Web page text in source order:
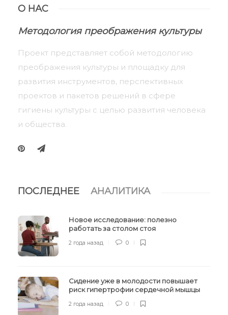
О НАС
Методология преображения культуры
Проект представляет собой методологию
преображения культуры и площадку для
развития инструментов, перспективных
проектов и пакетов решений в сфере
гигиены культуры с целью развития человека
и общества.
ПОСЛЕДНЕЕ АНАЛИТИКА
Новое исследование: полезно
работать за столом стоя
2 года назад 0
Сидение уже в молодости повышает
риск гипертрофии сердечной мышцы
2 года назад 0